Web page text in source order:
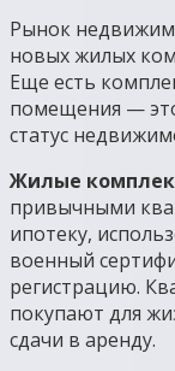
Рынок
новых жилых
Еще есть
помещения —
статус
Жилые
привычными
ипотеку,
военный
регистрацию.
покупают для
сдачи в аренду.